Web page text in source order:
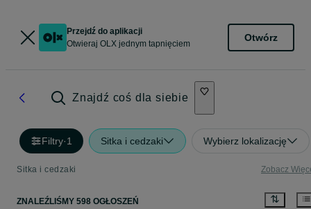
Przejdź do aplikacji
Otwieraj OLX jednym tapnięciem
Otwórz
Znajdź coś dla siebie
Filtry·1 Sitka i cedzaki Wybierz lokalizację
Sitka i cedzaki Zobacz
ZNALEŹLIŚMY 598 OGŁOSZEŃ